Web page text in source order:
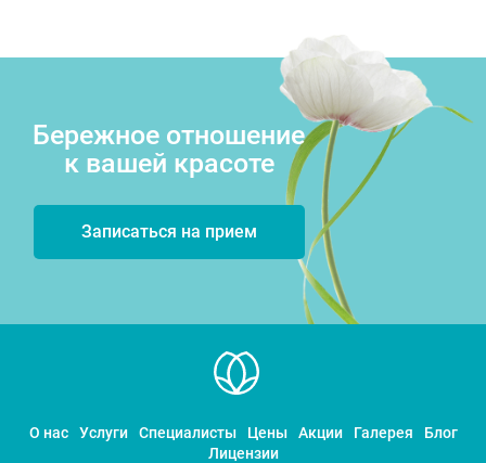
Бережное отношение
к вашей красоте
Записаться на прием
О нас Услуги Специалисты Цены Акции Галерея
Блог
Лицензии